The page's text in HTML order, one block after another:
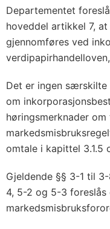
Departementet
hoveddel artikkel 7,
gjennomføres ved
Det er ingen
om
høringsmerknader
omtale i kapittel 3.1.5
Gjeldende §§ 3-1 til
4, 5-2 og 5-3